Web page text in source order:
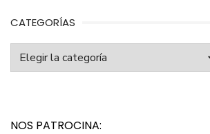
CATEGORÍAS
NOS PATROCINA: